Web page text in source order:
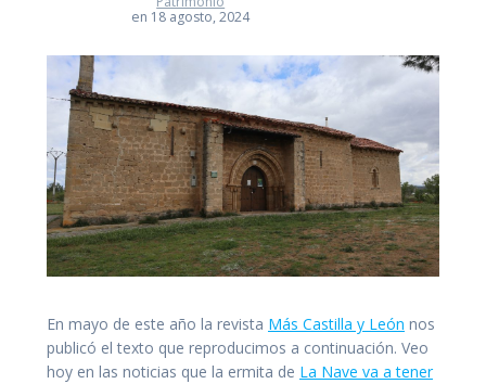
en 18 agosto, 2024
En mayo de este año la revista Más Castilla y León nos
publicó el texto que reproducimos a continuación. Veo
hoy en las noticias que la ermita de La Nave va a tener